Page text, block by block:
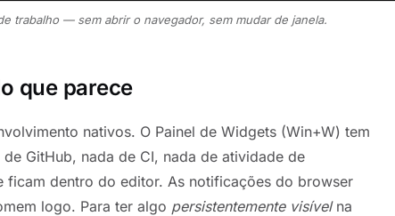
trabalho — sem abrir o navegador, sem mudar de janela.
que parece
nativos. O Painel de Widgets (Win+W) tem
GitHub, nada de CI, nada de atividade de
ficam dentro do editor. As notificações do browser
logo. Para ter algo persistentemente visívelna